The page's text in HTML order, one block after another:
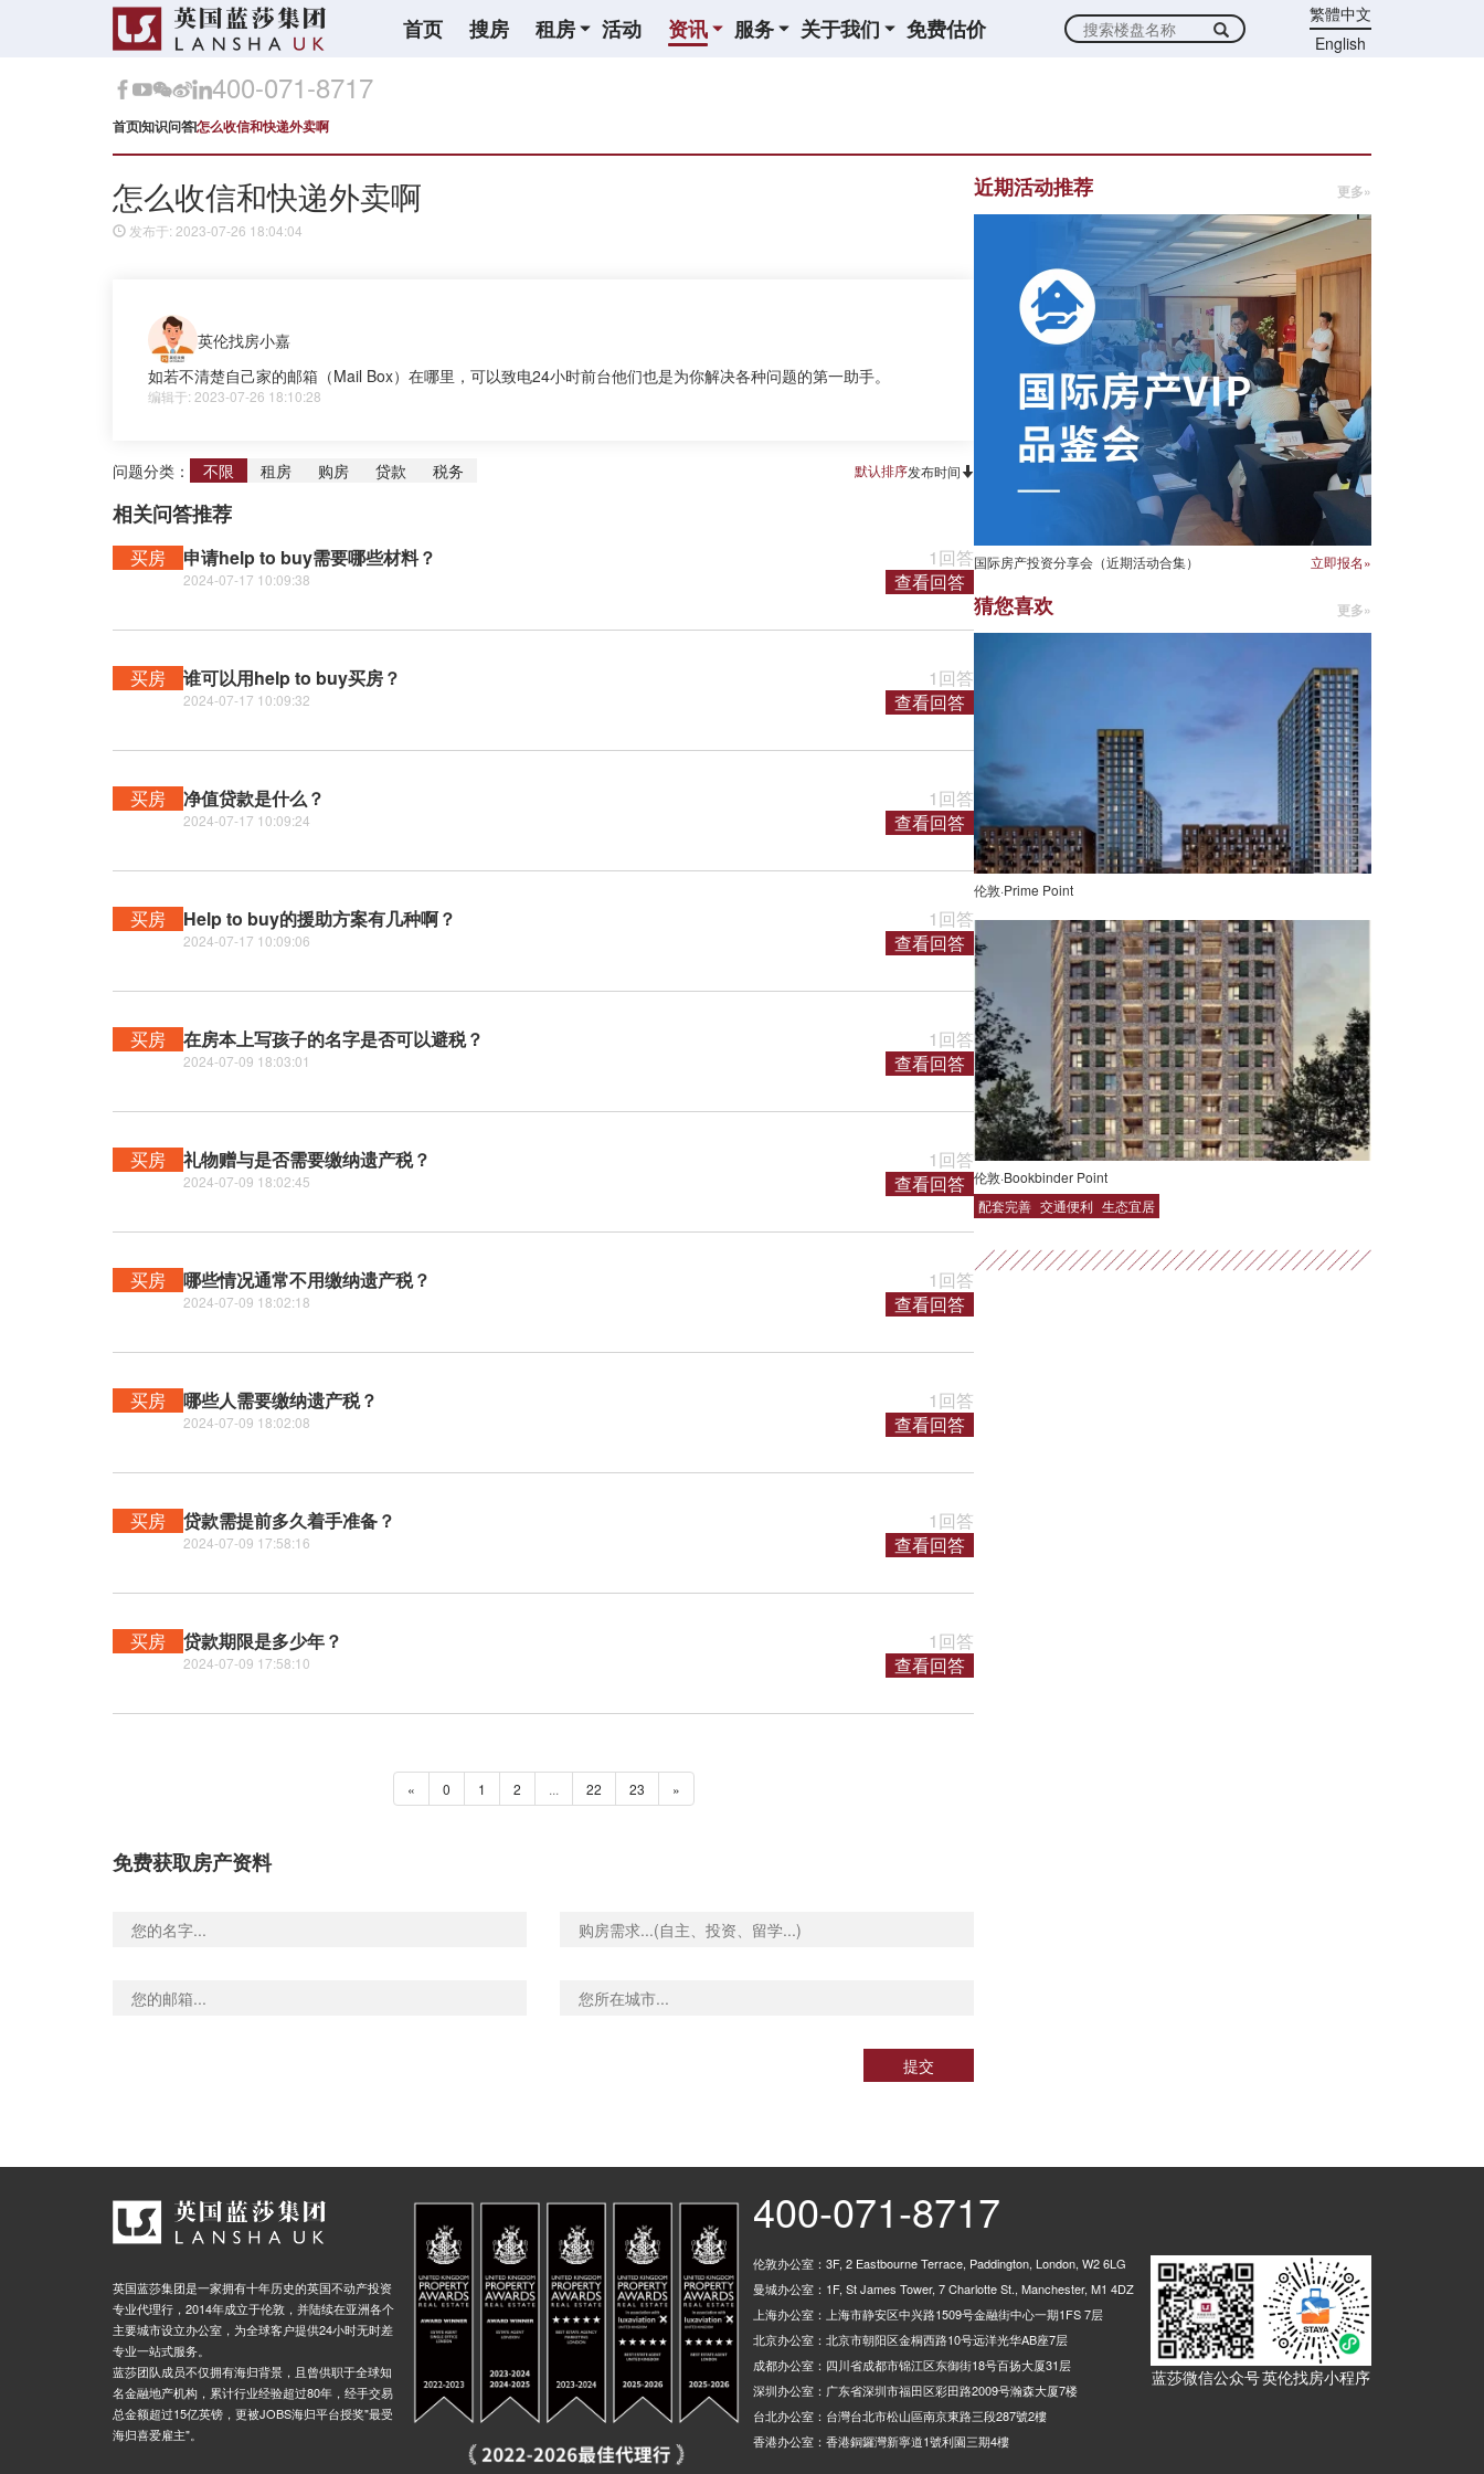
首页 搜房 租房 活动 资讯 服务 关于我们 免费估价
繁體中文
English
400-071-8717
首页知识问答怎么收信和快递外卖啊
怎么收信和快递外卖啊
发布于: 2023-07-26 18:04:04
英伦找房小嘉
如若不清楚自己家的邮箱（Mail Box）在哪里，可以致电24小时前台他们也是为你解决各种问题的第一助手。
编辑于: 2023-07-26 18:10:28
问题分类： 不限 租房 购房 贷款 税务 默认排序发布时间
相关问答推荐
买房 申请help to buy需要哪些材料？
2024-07-17 10:09:38
1回答
查看回答
买房 谁可以用help to buy买房？
2024-07-17 10:09:32
1回答
查看回答
买房 净值贷款是什么？
2024-07-17 10:09:24
1回答
查看回答
买房 Help to buy的援助方案有几种啊？
2024-07-17 10:09:06
1回答
查看回答
买房 在房本上写孩子的名字是否可以避税？
2024-07-09 18:03:01
1回答
查看回答
买房 礼物赠与是否需要缴纳遗产税？
2024-07-09 18:02:45
1回答
查看回答
买房 哪些情况通常不用缴纳遗产税？
2024-07-09 18:02:18
1回答
查看回答
买房 哪些人需要缴纳遗产税？
2024-07-09 18:02:08
1回答
查看回答
买房 贷款需提前多久着手准备？
2024-07-09 17:58:16
1回答
查看回答
买房 贷款期限是多少年？
2024-07-09 17:58:10
1回答
查看回答
« 0 1 2 ... 22 23 »
免费获取房产资料
提交
近期活动推荐 更多»
国际房产投资分享会（近期活动合集） 立即报名»
猜您喜欢 更多»
伦敦·Prime Point
伦敦·Bookbinder Point
配套完善 交通便利 生态宜居
英国蓝莎集团是一家拥有十年历史的英国不动产投资
专业代理行，2014年成立于伦敦，并陆续在亚洲各个
主要城市设立办公室，为全球客户提供24小时无时差
专业一站式服务。
蓝莎团队成员不仅拥有海归背景，且曾供职于全球知
名金融地产机构，累计行业经验超过80年，经手交易
总金额超过15亿英镑，更被JOBS海归平台授奖"最受
海归喜爱雇主"。
400-071-8717
伦敦办公室：3F, 2 Eastbourne Terrace, Paddington, London, W2 6LG
曼城办公室：1F, St James Tower, 7 Charlotte St., Manchester, M1 4DZ
上海办公室：上海市静安区中兴路1509号金融街中心一期1FS 7层
北京办公室：北京市朝阳区金桐西路10号远洋光华AB座7层
成都办公室：四川省成都市锦江区东御街18号百扬大厦31层
深圳办公室：广东省深圳市福田区彩田路2009号瀚森大厦7楼
台北办公室：台灣台北市松山區南京東路三段287號2樓
香港办公室：香港銅鑼灣新寧道1號利園三期4樓
蓝莎微信公众号英伦找房小程序